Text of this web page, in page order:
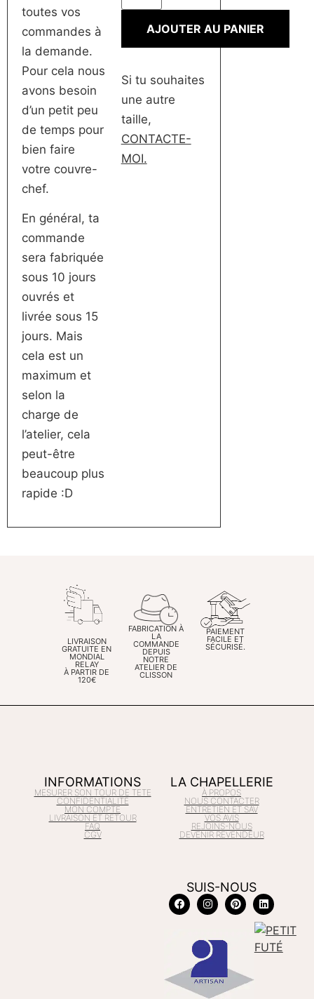
toutes vos
commandes à
la demande.
Pour cela nous
avons besoin
d’un petit peu
de temps pour
bien faire
votre couvre-
chef.
En général, ta
commande
sera fabriquée
sous 10 jours
ouvrés et
livrée sous 15
jours. Mais
cela est un
maximum et
selon la
charge de
l’atelier, cela
peut-être
beaucoup plus
rapide :D
AJOUTER AU PANIER
Si tu souhaites
une autre
taille,
CONTACTE-
MOI.
LIVRAISON
GRATUITE EN
MONDIAL
RELAY
À PARTIR DE
120€
FABRICATION À
LA
COMMANDE
DEPUIS
NOTRE
ATELIER DE
CLISSON
PAIEMENT
FACILE ET
SÉCURISÉ.
INFORMATIONS
MESURER SON TOUR DE TETE
CONFIDENTIALITÉ
MON COMPTE
LIVRAISON ET RETOUR
FAQ
CGV
LA CHAPELLERIE
À PROPOS
NOUS CONTACTER
ENTRETIEN ET SAV
VOS AVIS
REJOINS-NOUS
DEVENIR REVENDEUR
SUIS-NOUS